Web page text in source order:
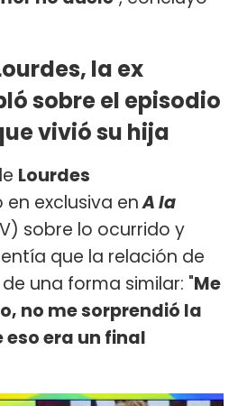
la ex
sobre el episodio
vivió su hija
Lourdes
en exclusiva enA la
sobre lo ocurrido y
que la relación de
una forma similar: "Me
no me sorprendió la
era un final